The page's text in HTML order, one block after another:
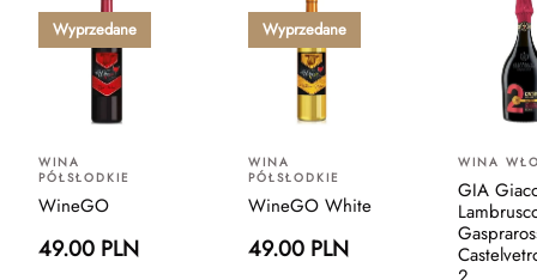
Wyprzedane
WINA
PÓŁSŁODKIE
WineGO
49.00 PLN
Wyprzedane
WINA
PÓŁSŁODKIE
WineGO White
49.00 PLN
WINA
GIA